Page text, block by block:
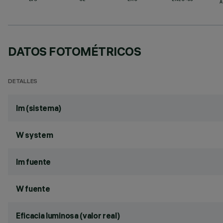
DATOS FOTOMÉTRICOS
DETALLES
lm (sistema)
W system
lm fuente
W fuente
Eficacia luminosa (valor real)